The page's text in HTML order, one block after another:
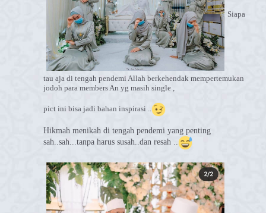
Siapa
tau aja di tengah pendemi Allah berkehendak mempertemukan
jodoh para members An yg masih single ,
pict ini bisa jadi bahan inspirasi ..
Hikmah menikah di tengah pendemi yang penting
sah..sah...tanpa harus susah..dan resah ..